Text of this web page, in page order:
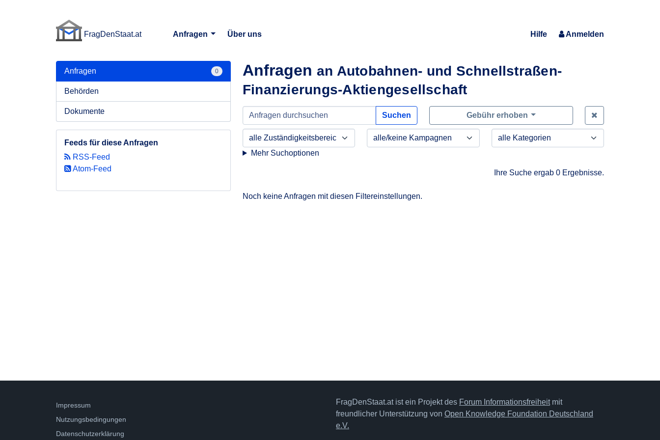
FragDenStaat.at
Anfragen
Über uns Hilfe Anmelden
Anfragen an Autobahnen- und Schnellstraßen-
Finanzierungs-Aktiengesellschaft
Suchen Gebühr erhoben
Mehr Suchoptionen
Ihre Suche ergab 0 Ergebnisse.
Noch keine Anfragen mit diesen Filtereinstellungen.
Anfragen 0
Behörden
Dokumente
Feeds für diese Anfragen
RSS-Feed
Atom-Feed
Impressum
Nutzungsbedingungen
Datenschutzerklärung
FragDenStaat.at ist ein Projekt des Forum Informationsfreiheitmit
freundlicher Unterstützung von Open Knowledge Foundation Deutschland
e.V.